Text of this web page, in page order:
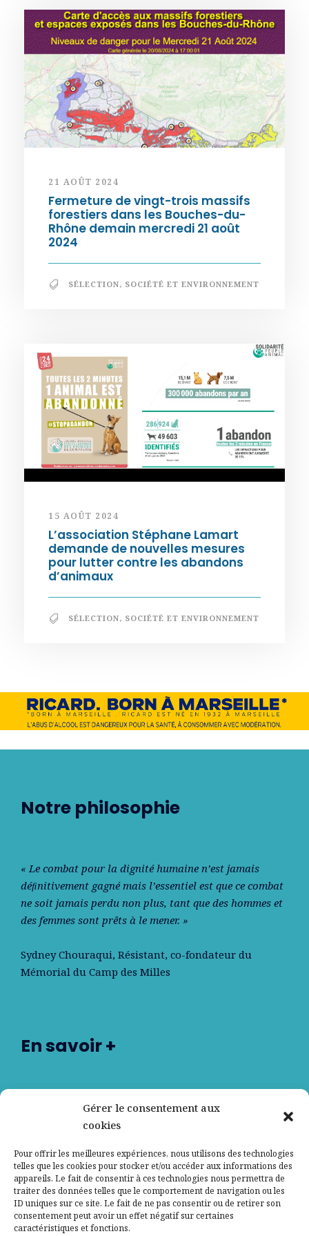
Gérer le consentement aux
cookies
Pour offrir les meilleures expériences, nous utilisons des technologies
telles que les cookies pour stocker et/ou accéder aux informations des
appareils. Le fait de consentir à ces technologies nous permettra de
traiter des données telles que le comportement de navigation ou les
ID uniques sur ce site. Le fait de ne pas consentir ou de retirer son
consentement peut avoir un effet négatif sur certaines
caractéristiques et fonctions.
21 AOÛT 2024
Fermeture de vingt-trois massifs
forestiers dans les Bouches-du-
Rhône demain mercredi 21 août
2024
SÉLECTION, SOCIÉTÉ ET ENVIRONNEMENT
15 AOÛT 2024
L’association Stéphane Lamart
demande de nouvelles mesures
pour lutter contre les abandons
d’animaux
SÉLECTION, SOCIÉTÉ ET ENVIRONNEMENT
Notre philosophie
« Le combat pour la dignité humaine n’est jamais
déﬁnitivement gagné mais l’essentiel est que ce combat
ne soit jamais perdu non plus, tant que des hommes et
des femmes sont prêts à le mener. »
Sydney Chouraqui, Résistant, co-fondateur du
Mémorial du Camp des Milles
En savoir +
Nos partenaires
Contactez-nous
Mentions légales